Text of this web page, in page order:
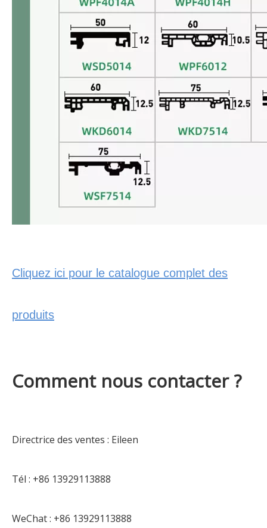
Cliquez ici pour le catalogue complet des
produits
Comment nous contacter ?
Directrice des ventes : Eileen
Tél : +86 13929113888
WeChat : +86 13929113888